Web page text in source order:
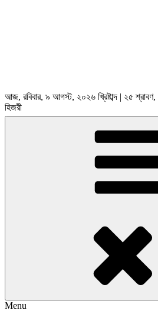
আজ, রবিবার, ৯ আগস্ট, ২০২৬ খ্রিষ্টাব্দ | ২৫
হিজরী
Menu